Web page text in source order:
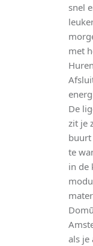
snel
met
De
zit je
buurt
te
in de
als je